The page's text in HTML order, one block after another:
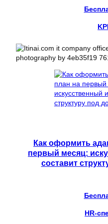
KPI
Как оформить
первый месяц:
составит
HR-